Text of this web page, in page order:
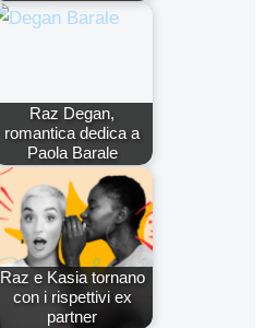
Raz Degan,
romantica dedica a
Paola Barale
Raz e Kasia tornano
con i rispettivi ex
partner